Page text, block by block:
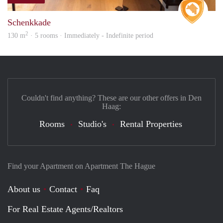
Schenkkade
130 m2 · 5 rooms · Immediately - Indefinite period
Find your Apartment on Apartment The Hague
About us Contact
Faq
For Real Estate Agents/Realtors
Couldn't find anything? These are our other offers in Den
Haag:
Rooms Studio's Rental Properties